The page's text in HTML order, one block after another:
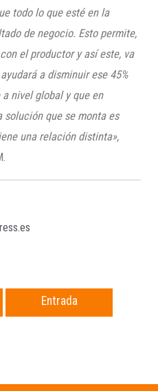
todo lo que esté en la
de negocio. Esto permite,
el productor y así este, va
a disminuir ese 45%
nivel global y que en
solución que se monta es
una relación distinta»,
Entrada